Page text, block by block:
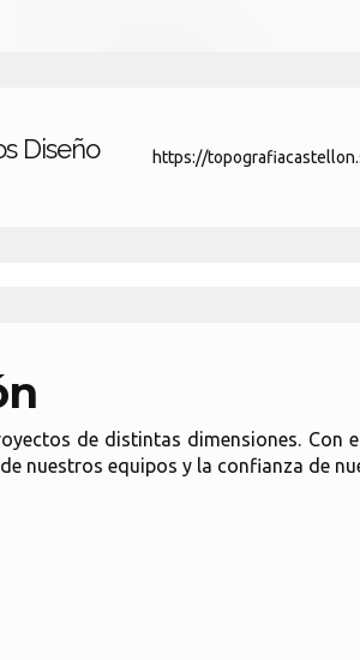
Diseño
https://
de distintas dimensiones. Con
nuestros equipos y la confianza de